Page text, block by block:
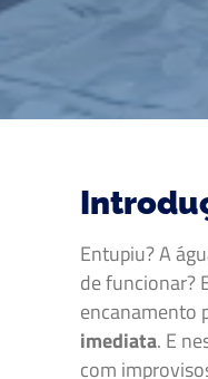
Entupiu? A
de funcionar?
encanamento
imediata. E
com